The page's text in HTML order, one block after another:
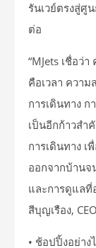
รันเวย์ตรงสู่ศู
ต่อ
“MJets เชื่อว่
คือเวลา ควา
การเดินทาง ก
เป็นอีกก้าวสำ
การเดินทาง
ออกจากบ้าน
และการดูแล
สีบุญเรือง,
• ช้อปปิ้งอย่าง